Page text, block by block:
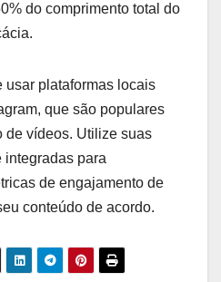
do comprimento total do
usar plataformas locais
que são populares
de vídeos. Utilize suas
integradas para
de engajamento de
conteúdo de acordo.